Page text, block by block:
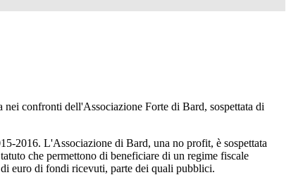
confronti dell'Associazione Forte di Bard, sospettata di
2016. L'Associazione di Bard, una no profit, è sospettata
che permettono di beneficiare di un regime fiscale
euro di fondi ricevuti, parte dei quali pubblici.